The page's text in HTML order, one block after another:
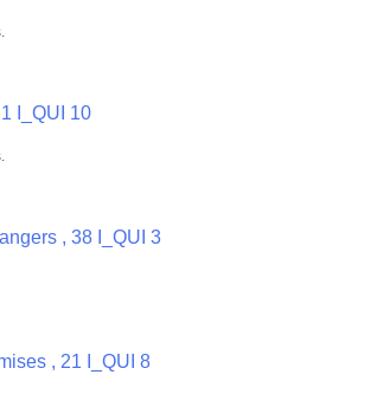
I_QUI 10
, 38 I_QUI 3
, 21 I_QUI 8